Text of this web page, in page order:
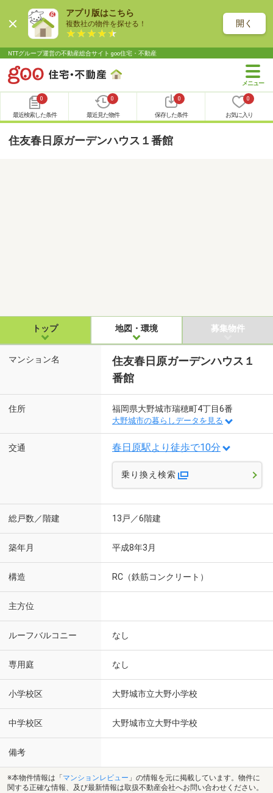
アプリ版はこちら
複数社の物件を探せる！ 開く
NTTグループ運営の不動産総合サイト goo住宅・不動産
0
最近検索した条件
0
最近見た物件
0
保存した条件
0
お気に入り
住友春日原ガーデンハウス１番館
トップ 地図・環境 募集物件
マンション名
住友春日原ガーデンハウス１
番館
住所 福岡県大野城市瑞穂町4丁目6番
大野城市の暮らしデータを見る
交通 春日原駅より徒歩で10分
乗り換え検索
総戸数／階建 13戸／6階建
築年月 平成8年3月
構造 RC（鉄筋コンクリート）
主方位
ルーフバルコニー なし
専用庭 なし
小学校区 大野城市立大野小学校
中学校区 大野城市立大野中学校
備考
※本物件情報は「 マンションレビュー 」の情報を元に掲載しています。物件に
関する正確な情報、及び最新情報は取扱不動産会社へお問い合わせください。